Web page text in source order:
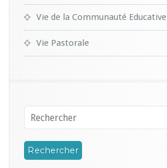
Vie de la Communauté Educative
Vie Pastorale